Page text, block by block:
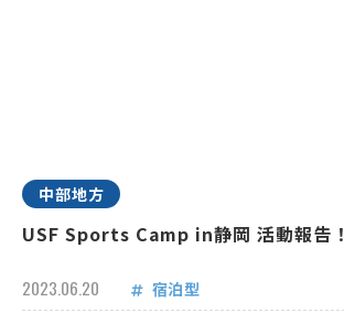
中部地方
USF Sports Camp in静岡 活動報告！
2023.06.20 宿泊型